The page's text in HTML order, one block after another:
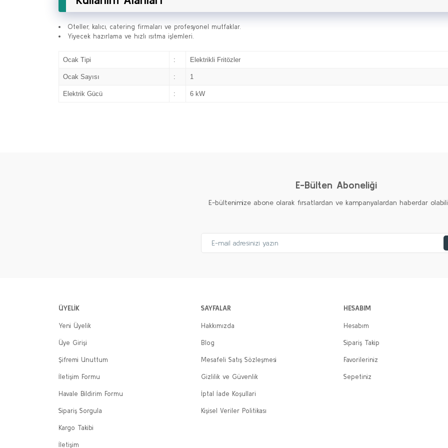
Oteller, kalıcı, catering firmaları ve profesyonel mutfaklar.
Yiyecek hazırlama ve hızlı ısıtma işlemleri.
Ocak Tipi : Elektrikli Fritözler
Ocak Sayısı : 1
Elektrik Gücü : 6 kW
E-Bülten Aboneliği
E-bültenimize abone olarak fırsatlardan ve kampanyalardan haberdar
ÜYELİK
Yeni Üyelik
Üye Girişi
Şifremi Unuttum
İletişim Formu
Havale Bildirim Formu
Sipariş Sorgula
Kargo Takibi
İletişim
SAYFALAR
Hakkımızda
Blog
Mesafeli Satış Sözleşmesi
Gizlilik ve Güvenlik
İptal İade Koşullari
Kişisel Veriler Politikası
HESABIM
Hesabım
Sipariş Takip
Favorileriniz
Sepetiniz